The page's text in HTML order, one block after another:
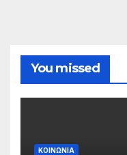
You missed
ΚΟΙΝΩΝΙΑ